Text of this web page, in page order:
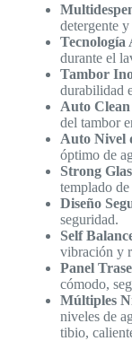
detergente
Tecnología
durante el
Tambor
durabilidad
Auto
del tambor
Auto Nivel
óptimo de
Strong
templado
Diseño
seguridad.
Self
vibración y
Panel
cómodo,
Múltiples
niveles de
tibio,